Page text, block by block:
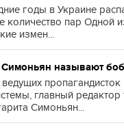
годы в Украине
количество пар Одной
измен...
называют
пропагандисток
главный редактор
Симоньян...